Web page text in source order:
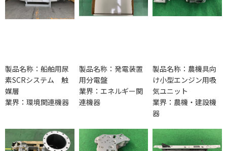
製品名称：船舶用尿
素SCRシステム 触
媒層
業界：環境関連機器
製品名称：発電装置
用分電盤
業界：エネルギー関
連機器
製品名称：農機具向
け小型エンジン用吸
気ユニット
業界：農機・建設機
器